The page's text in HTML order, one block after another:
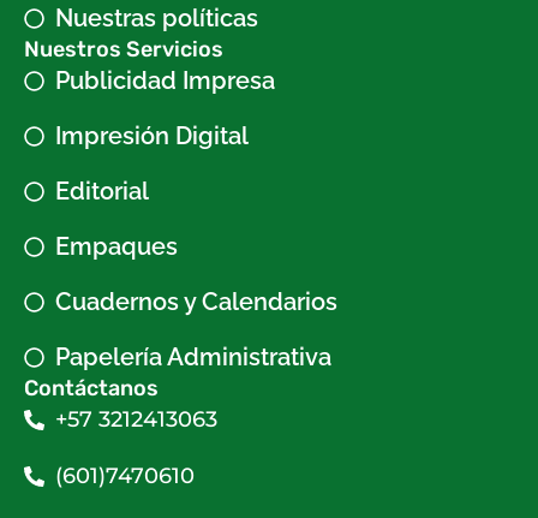
Nuestras políticas
Nuestros Servicios
Publicidad Impresa
Impresión Digital
Editorial
Empaques
Cuadernos y Calendarios
Papelería Administrativa
Contáctanos
+57 3212413063
(601)7470610